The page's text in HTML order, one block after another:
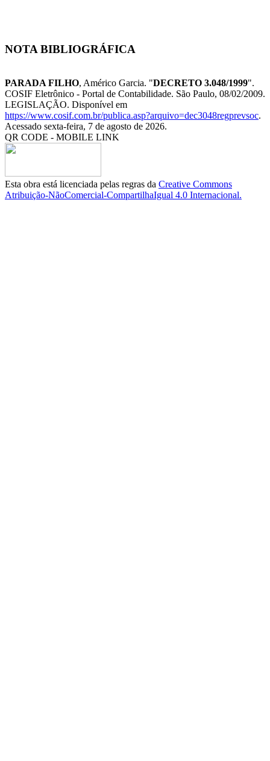
NOTA BIBLIOGRÁFICA
PARADA FILHO, Américo Garcia. "DECRETO 3.048/1999".
COSIF Eletrônico - Portal de Contabilidade. São Paulo, 08/02/2009.
LEGISLAÇÃO. Disponível em
https://www.cosif.com.br/publica.asp?arquivo=dec3048regprevsoc.
Acessado sexta-feira, 7 de agosto de 2026.
QR CODE - MOBILE LINK
Esta obra está licenciada pelas regras da Creative Commons
Atribuição-NãoComercial-CompartilhaIgual 4.0 Internacional.